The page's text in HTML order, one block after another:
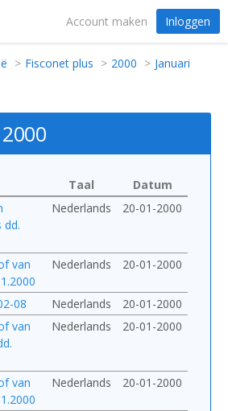
Account maken Inloggen
Fisconet plus 2000
Januari
Taal
Datum
dd.
Nederlands 20-01-2000
van
Nederlands 20-01-2000
08 Nederlands
20-01-2000
van
Nederlands 20-01-2000
van
Nederlands 20-01-2000